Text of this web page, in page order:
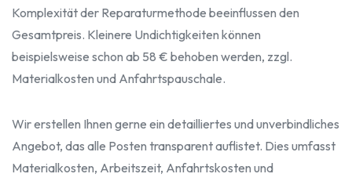
Komplexität der Reparaturmethode beeinflussen den
Gesamtpreis. Kleinere Undichtigkeiten können
beispielsweise schon ab 58 € behoben werden, zzgl.
Materialkosten und Anfahrtspauschale.
Wir erstellen Ihnen gerne ein detailliertes und unverbindliches
Angebot, das alle Posten transparent auflistet. Dies umfasst
Materialkosten, Arbeitszeit, Anfahrtskosten und